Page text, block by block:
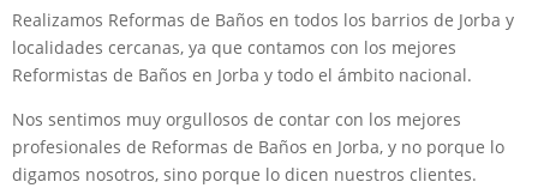
Realizamos Reformas de Baños en todos los barrios de Jorba y
localidades cercanas, ya que contamos con los mejores
Reformistas de Baños en Jorba y todo el ámbito nacional.
Nos sentimos muy orgullosos de contar con los mejores
profesionales de Reformas de Baños en Jorba, y no porque lo
digamos nosotros, sino porque lo dicen nuestros clientes.